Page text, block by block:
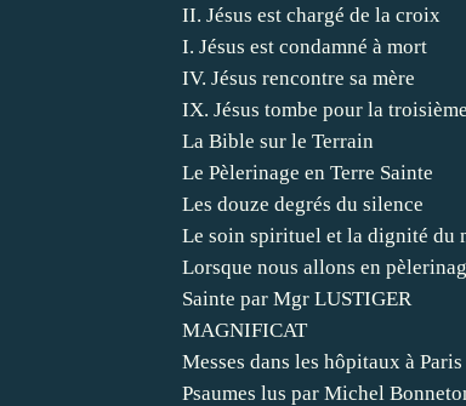
II. Jésus est chargé de la croix
I. Jésus est condamné à mort
IV. Jésus rencontre sa mère
IX. Jésus tombe pour la
La Bible sur le Terrain
Le Pèlerinage en Terre Sainte
Les douze degrés du silence
Le soin spirituel et la dignité du
Lorsque nous allons en
Sainte par Mgr LUSTIGER
MAGNIFICAT
Messes dans les hôpitaux à
Psaumes lus par Michel